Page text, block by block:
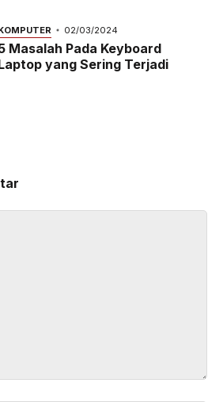
02/03/2024
Masalah Pada Keyboard
yang Sering Terjadi